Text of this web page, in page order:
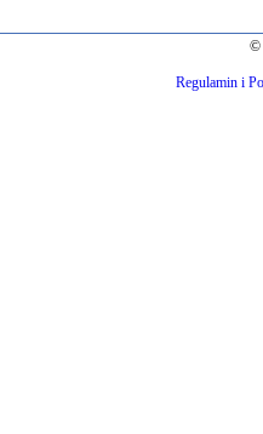
©
Regulamin i